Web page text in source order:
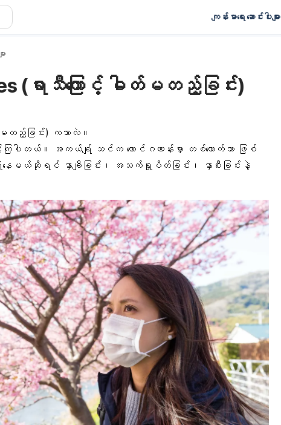
ကျန်းမာရေး ဆောင်းပါးများ
း
(ရာသီကြောင့် ဓါတ်မတည့်ခြင်း)
တ်မတည့်ခြင်း) ကဘာလဲ။
ပါတယ်။ အကယ်ရ်ျ သင်က ထောင်ဂဏန်းမှာ တစ်ယောက်သာ ဖြစ်
ရှိနေမယ်ဆိုရင် နှာချီခြင်း၊ အသက်ရှုပိတ်ခြင်း၊ နှာစီးခြင်းနဲ့